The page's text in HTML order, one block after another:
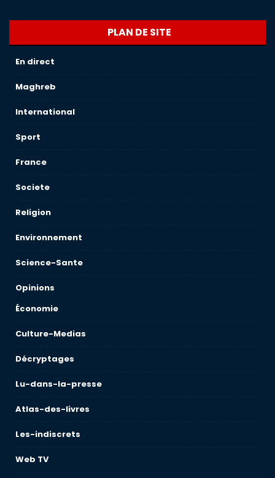
PLAN DE SITE
En direct
Maghreb
International
Sport
France
Societe
Religion
Environnement
Science-Sante
Opinions
Économie
Culture-Medias
Décryptages
Lu-dans-la-presse
Atlas-des-livres
Les-indiscrets
Web TV